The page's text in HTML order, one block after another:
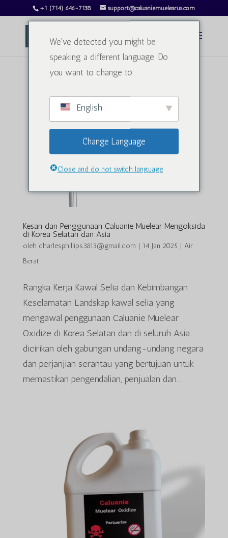
+1 (714) 646-7138 support@caluaniemuelearus.com
Kesan dan Penggunaan Caluanie Muelear Mengoksida
di Korea Selatan dan Asia
oleh charlesphillips3813@gmail.com | 14 Jan 2025 | Air
Berat
Rangka Kerja Kawal Selia dan Kebimbangan
Keselamatan Landskap kawal selia yang
mengawal penggunaan Caluanie Muelear
Oxidize di Korea Selatan dan di seluruh Asia
dicirikan oleh gabungan undang-undang negara
dan perjanjian serantau yang bertujuan untuk
memastikan pengendalian, penjualan dan...
We've detected you might be
speaking a different language. Do
you want to change to:
English
Change Language
Close and do not switch language